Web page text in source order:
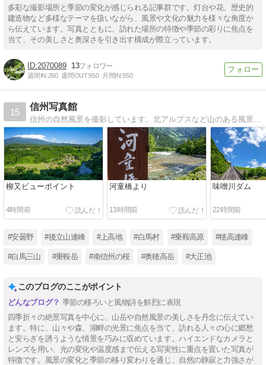
多彩な撮影場所と季節の変化が感じられる記事群です。灯台や花、歴史的
建造物など多様なテーマを扱いながら、風景や文化の魅力を様々な角度か
ら伝えています。写真とともに、訪れた場所の特徴や季節の彩りに焦点を
当て、その美しさと奥深さを引き出す構成が際立っています。
2070089 13
週間IN:290 週間OUT:950 月間IN:950
15
信州写真館
信州の自然風景を撮影しています。北アルプスなど山のある風景や、上高地・白馬村・安曇野・乗鞍高原などでの撮影がメインです。春は南信州の桜も撮影しています。NPS（Nikon Professional Services）会員
柳又ビューポイント
4時間前
河童橋より
13時間前
味噌川ダム
22時間前
#安曇野 #後立山連峰 #上高地 #白馬村 #乗鞍高原 #穂高連峰
#白馬三山 #乗鞍岳 #南信州の桜 #奥穂高岳 #大正池
このブログのここがポイント
季節の移ろいと風物詩を鮮烈に表現
四季折々の絶景写真を中心に、山岳や自然風景の美しさを丹念に伝えてい
ます。特に、山々や森、湖畔の光景に焦点を当て、訪れる人々の心に郷愁
と安らぎを誘うような情景を巧みに収めています。ハイエンドなカメラと
レンズを用い、光の変化や温度感まで伝える写実性に重点を置いた写真が
特徴です。風景の変化と季節の移り変わりを通じ、自然の静寂と力強さが